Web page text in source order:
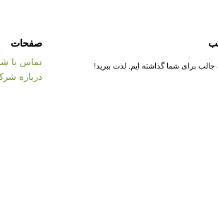
جالب برای شما گذاشته ایم. لذت ببرید!
صفحات
تماس با
درباره